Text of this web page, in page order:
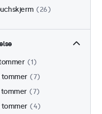
26
1
tommer
7
tommer
7
tommer
4